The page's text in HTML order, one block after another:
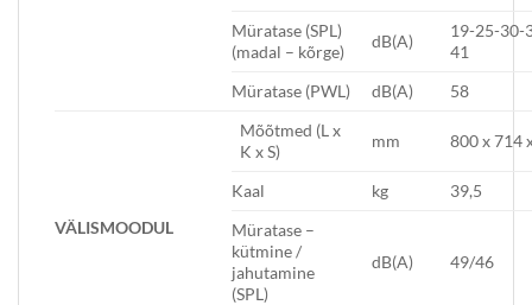
Müratase (SPL)
(madal – kõrge)
dB(A)
19-25-30-
41
Müratase (PWL)
dB(A) 58
VÄLISMOODUL
Mõõtmed (L x
K x S)
mm 800 x 714
Kaal kg
39,5
Müratase –
kütmine /
jahutamine
(SPL)
dB(A) 49/46